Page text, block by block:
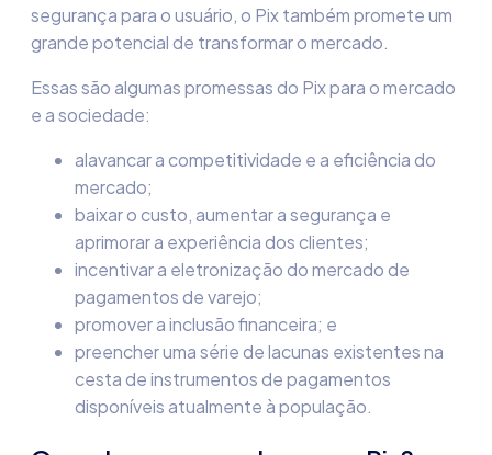
segurança para o usuário, o Pix também promete um
grande potencial de transformar o mercado.
Essas são algumas promessas do Pix para o mercado
e a sociedade:
alavancar a competitividade e a eficiência do
mercado;
baixar o custo, aumentar a segurança e
aprimorar a experiência dos clientes;
incentivar a eletronização do mercado de
pagamentos de varejo;
promover a inclusão financeira; e
preencher uma série de lacunas existentes na
cesta de instrumentos de pagamentos
disponíveis atualmente à população.